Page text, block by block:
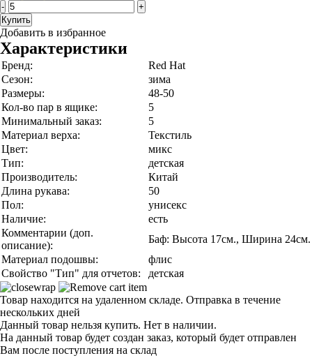
-
+
Купить
Добавить в избранное
Характеристики
Бренд:
Red Hat
Сезон:
зима
Размеры:
48-50
Кол-во пар в ящике:
5
Минимальный заказ:
5
Материал верха:
Текстиль
Цвет:
микс
Тип:
детская
Производитель:
Китай
Длина рукава:
50
Пол:
унисекс
Наличие:
есть
Комментарии (доп.
описание):
Баф: Высота 17см., Ширина 24см.
Материал подошвы:
флис
Свойство "Тип" для отчетов:
детская
Товар находится на удаленном складе. Отправка в течение
нескольких дней
Данный товар нельзя купить. Нет в наличии.
На данный товар будет создан заказ, который будет отправлен
Вам после поступления на склад